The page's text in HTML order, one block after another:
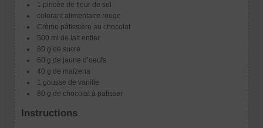
1 pincée de fleur de sel
colorant alimentaire rouge
Crème pâtissière au chocolat
500 ml de lait entier
80 g de sucre
60 g de jaune d’oeufs
40 g de maïzena
1 gousse de vanille
80 g de chocolat à patisser
Instructions